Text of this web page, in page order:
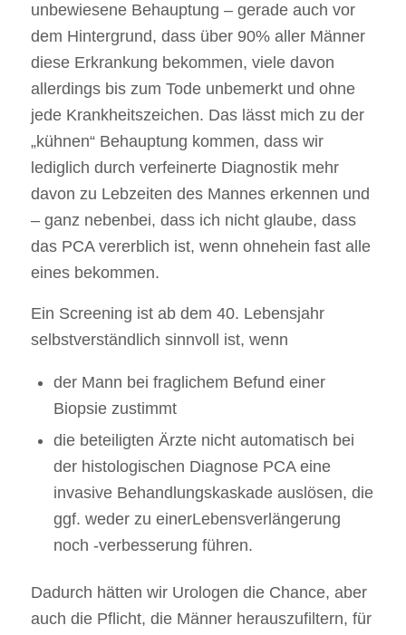
unbewiesene Behauptung – gerade auch vor
dem Hintergrund, dass über 90% aller Männer
diese Erkrankung bekommen, viele davon
allerdings bis zum Tode unbemerkt und ohne
jede Krankheitszeichen. Das lässt mich zu der
„kühnen“ Behauptung kommen, dass wir
lediglich durch verfeinerte Diagnostik mehr
davon zu Lebzeiten des Mannes erkennen und
– ganz nebenbei, dass ich nicht glaube, dass
das PCA vererblich ist, wenn ohnehein fast alle
eines bekommen.
Ein Screening ist ab dem 40. Lebensjahr
selbstverständlich sinnvoll ist, wenn
der Mann bei fraglichem Befund einer
Biopsie zustimmt
die beteiligten Ärzte nicht automatisch bei
der histologischen Diagnose PCA eine
invasive Behandlungskaskade auslösen, die
ggf. weder zu einerLebensverlängerung
noch -verbesserung führen.
Dadurch hätten wir Urologen die Chance, aber
auch die Pflicht, die Männer herauszufiltern, für